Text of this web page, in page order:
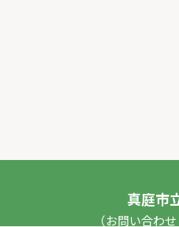
真庭市
（お問い合わ